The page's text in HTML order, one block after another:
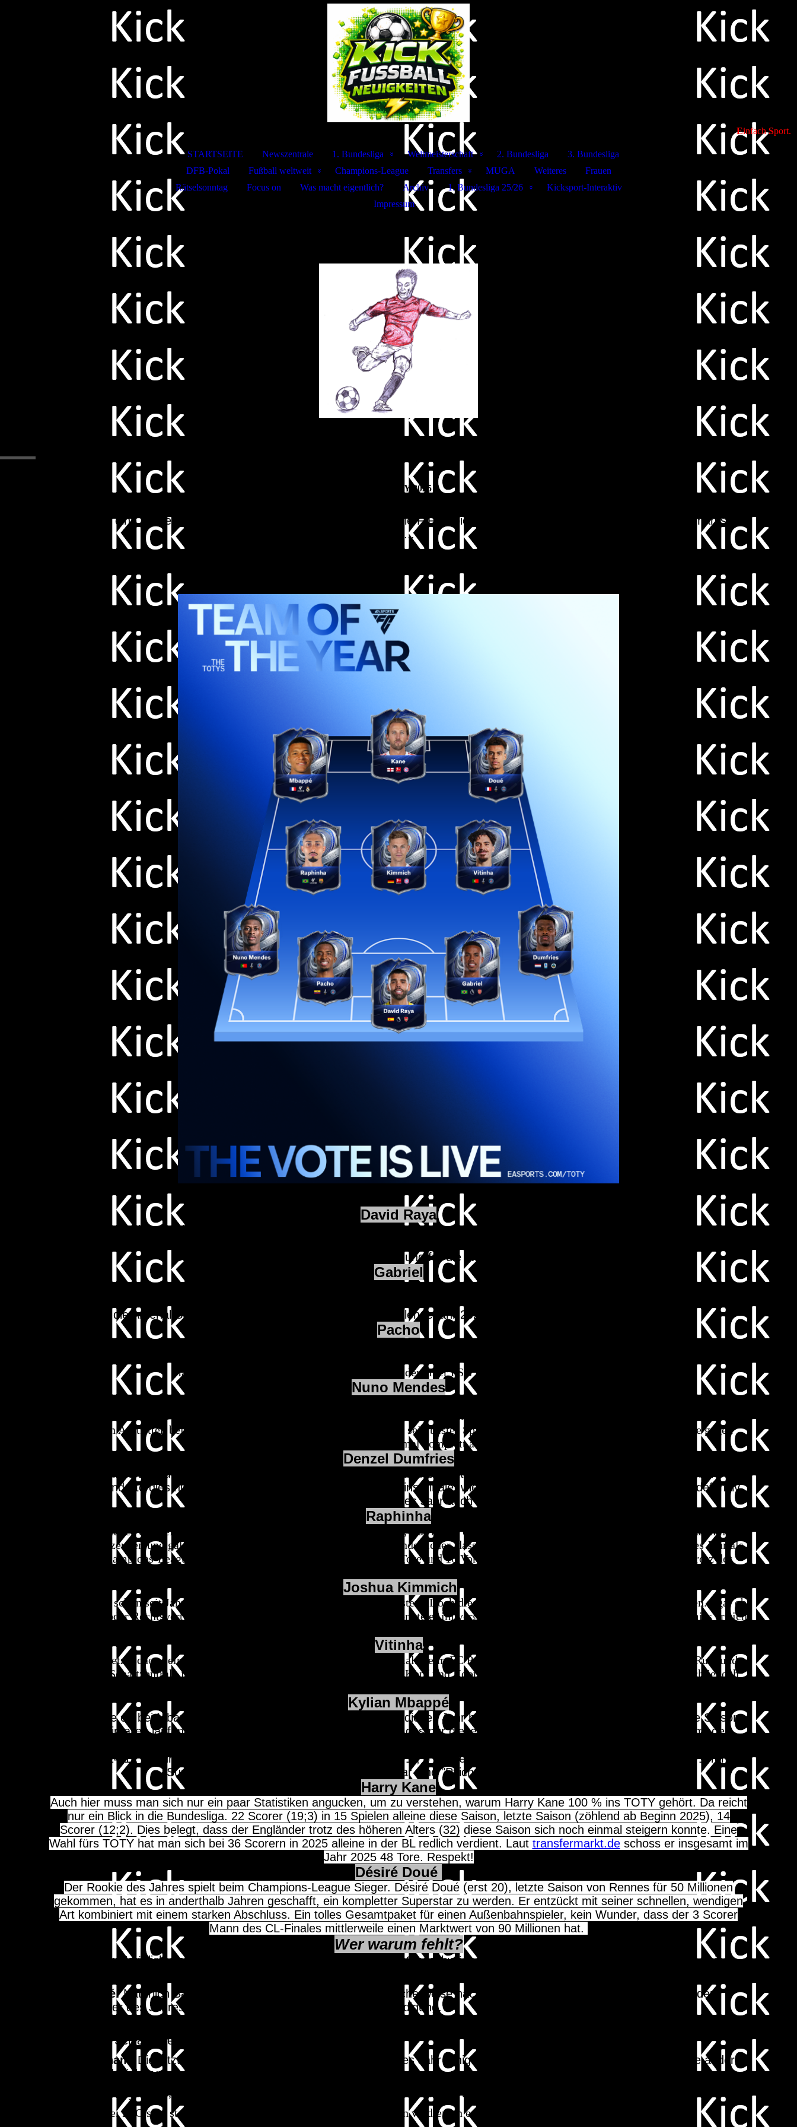
EinfachSport.
STARTSEITE Newszentrale 1. Bundesliga Weltmeisterschaft 2. Bundesliga
3. Bundesliga
DFB-Pokal
Fußball weltweit Champions-League Transfers MUGA Weiteres
Frauen
Rätselsonntag
Focus on Was macht eigentlich? Archiv 1. Bundesliga 25/26
Kicksport-Interaktiv
Impressum
Das TOTY 2025
Zu einem eine große Ehre für die Spieler, zum anderen können die FIFA-Spieler die Spieler dann in FC 26 spielen. Falls man sie
zieht...
David Raya
Arsenal stellt einer der besten Europas. Letzte Saison kassierten die Gunners nur 34 Tore, die wenigsten in der Premier League.
21 Spielen ist ein Topwert und eine Bestätigung für die starke Defensive von Arsenal.
Gabriel
die Arsenal Standardstärke zu Nutze und erzielte im Kalenderjahr 2025 in allen Wettwerben stolze acht Tore.
Pacho
Hase, souverän und routiniert. So führte unteranderem er PSG zum Champions-League Titel.
Nuno Mendes
Position. Der Portugiese gilt als einer der Senkrechtstarter dieses Jahres, durch seine starke Defensivarbeit gepaart mit offensiven Stärken.
Neben den Auftritten bei PSG konnte er auch bei Portugal überzeugen, sein bestes Spiel 2025 unbestritten das Nation-League Finale gegen
Spanien, wo er Lamine Yamal komplett abmeldete.
Denzel Dumfries
Im Champions-League Finale wurde er zwar von Pacho, Mendes und Co. mit Inter Mailand geschlagen, an einer Wahl zum TOTY
von Kick änderte dies nichts. Der Niederländer führte die Italiener ins Finale, wie bei Mendes bringt er sowohl offensiv als defensiv
Qualitäten mit, dadurch sammelte er letztes Jahr auch sehr fleißig Scorerpunkte.
Raphinha
Der Brasilianer war definitiv der Spieler des Jahres beim FC Barcelona, was bei so ein gehobener Kaderqualität nicht so leicht ist. Raphinha
konnte überzeugen und galt lange als Ballon d´or Kandidat, umso verwunderlicher, dass er es nur auf Rang vier schaffte. Er galt letztes Jahr als
Mister Champions-League, insgesamt gelangen ihm in 14 Spielen 13 Tore und 10 Vorlagen (14 von 23 Scorern 2025), wodurch er trotz des
Joshua Kimmich
Kimmich ist schon seit Jahren Leistungsträger des deutschen Rekordmeisters. Doch dieses Jahr konnte er noch eine Schippe drauflegen. Egal ob
als Sechser oder Rechtsverteidiger, Kimmich lieferte. 11 Scorerpunkte konnte er im vergangenen Kalenderjahr sammeln. Zudem schmiss er sich
Vitinha
Legendär jetzt schon sein Haarband-Jubel. Vitinha. Vor 3-4 Jahren, damals beim FC Porto, noch relativ unbekannt, ist er nun neben Ruiz und
Neves die Schaltzentrale im Mittelfeld von PSG. Der Portugiese ist der Kopf und Koordinator im Spiel der Hauptstädter, schaltet sich jedoch
Kylian Mbappé
Man dachte oft bei Mbappé, es geht bei ihm gar nicht mehr. Doch dieses Jahr hat er gefühlt nochmal zugelegt. Allein diese Saison.
35 Tore in allen laufenden Klubwettwerben (inkl. Klub-WM), und das nur diese Saison. Zählt man alles zusammen, kommt der
15 in CL (14;1), 12 für Natio (7; 5), 2 beim Interkontinental Cup (1;1), 5 bei der Copa del Rey (4;1), 1 Tor in der Klub WM, 1 Tor im
Supercup, 1 Tor im Supercopa). Also ganz klar eine "Pflichtwahl" beim Team of the Year.
Harry Kane
Auch hier muss man sich nur ein paar Statistiken angucken, um zu verstehen, warum Harry Kane 100 % ins TOTY gehört. Da reicht
nur ein Blick in die Bundesliga. 22 Scorer (19;3) in 15 Spielen alleine diese Saison, letzte Saison (zöhlend ab Beginn 2025), 14
Scorer (12;2). Dies belegt, dass der Engländer trotz des höheren Alters (32) diese Saison sich noch einmal steigern konnte. Eine
Wahl fürs TOTY hat man sich bei 36 Scorern in 2025 alleine in der BL redlich verdient. Laut transfermarkt.deschoss er insgesamt im
Jahr 2025 48 Tore. Respekt!
Désiré Doué
Der Rookie des Jahres spielt beim Champions-League Sieger. Désiré Doué (erst 20), letzte Saison von Rennes für 50 Millionen
gekommen, hat es in anderthalb Jahren geschafft, ein kompletter Superstar zu werden. Er entzückt mit seiner schnellen, wendigen
Art kombiniert mit einem starken Abschluss. Ein tolles Gesamtpaket für einen Außenbahnspieler, kein Wunder, dass der 3 Scorer
Mann des CL-Finales mittlerweile einen Marktwert von 90 Millionen hat.
Wer warum fehlt?
: Natürlich diese Saison Tore am Fließband, doch wenn City schwächelte, wurde auch er blass, erst recht letzte Saison.
Dembelé:Natürlich Ballon d´or Gewinner, verdient, doch komischerweise nach der Wahl komplett abgetaucht. Doué ist der
Newcomer des Jahres und kriegt von Kick daher eine extra Würdigung.
negative Schlagzeilen als das er Tore für Barca erzielte.
Bellingham
: Die letzten Jahre sehr torgefährlich, wurde es dieses Jahr ruhiger um Bellingham. Kein schlechtes Jahr, die anderen
Mittelfeldspieler verdienen es aber mehr.
: Bei Bayern top, bei Liverpool unauffälliger. Da das ganze Jahr zählt bekam er keine Berücksichtigung von Kick.
: Bei PSG sehr stark, Vitinha aber leicht besser, auch die anderen verdienten es sich einen Tick besser.